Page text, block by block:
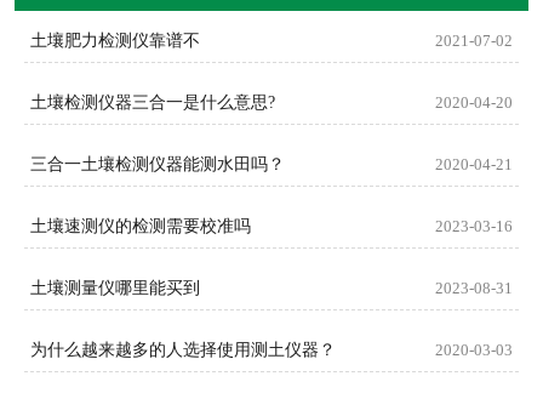
土壤肥力检测仪靠谱不 2021-07-02
土壤检测仪器三合一是什么意思? 2020-04-20
三合一土壤检测仪器能测水田吗？ 2020-04-21
土壤速测仪的检测需要校准吗 2023-03-16
土壤测量仪哪里能买到 2023-08-31
为什么越来越多的人选择使用测土仪器？ 2020-03-03